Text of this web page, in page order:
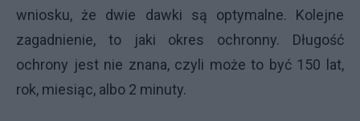
wniosku, że dwie dawki są optymalne. Kolejne
zagadnienie, to jaki okres ochronny. Długość
ochrony jest nie znana, czyli może to być 150 lat,
rok, miesiąc, albo 2 minuty.